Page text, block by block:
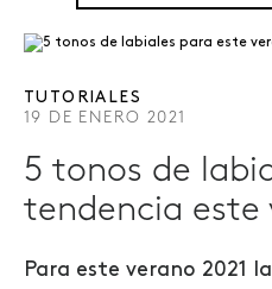
TUTORIALES
19 DE ENERO 2021
5 tonos de
tendencia este
Para este verano 2021